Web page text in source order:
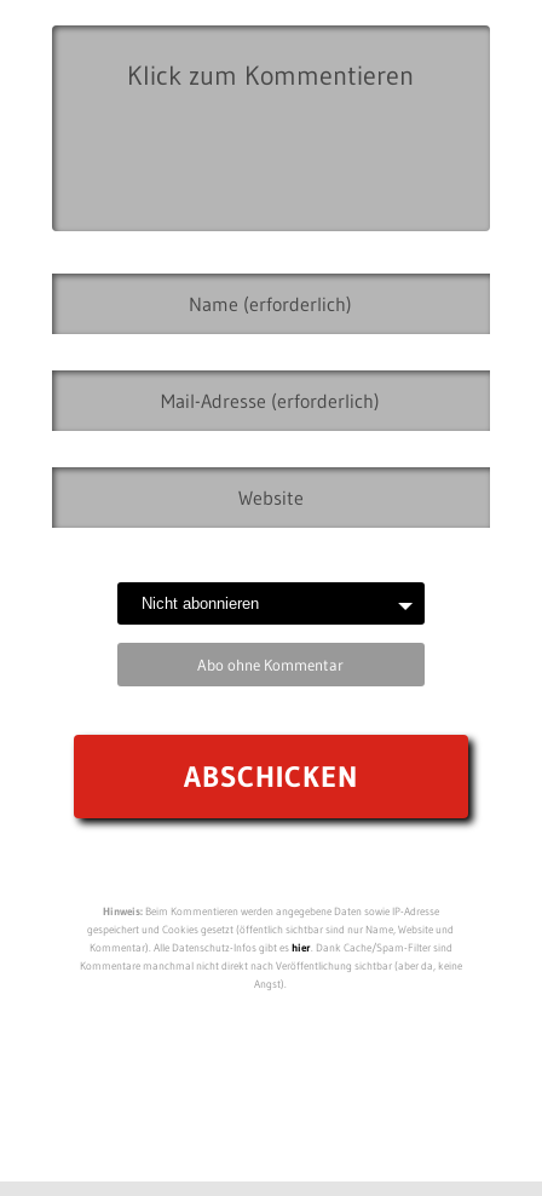
Abo ohne Kommentar
Hinweis:Beim Kommentieren werden angegebene Daten sowie IP-Adresse
gespeichert und Cookies gesetzt (öffentlich sichtbar sind nur Name, Website und
Kommentar). Alle Datenschutz-Infos gibt eshier. Dank Cache/Spam-Filter sind
Kommentare manchmal nicht direkt nach Veröffentlichung sichtbar (aber da, keine
Angst).